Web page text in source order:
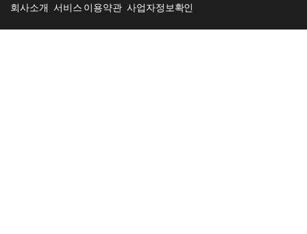
회사소개 서비스 이용약관 사업자정보확인